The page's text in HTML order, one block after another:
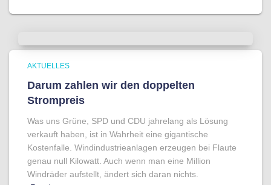
AKTUELLES
Darum zahlen wir den doppelten
Strompreis
Was uns Grüne, SPD und CDU jahrelang als Lösung
verkauft haben, ist in Wahrheit eine gigantische
Kostenfalle. Windindustrieanlagen erzeugen bei Flaute
genau null Kilowatt. Auch wenn man eine Million
Windräder aufstellt, ändert sich daran nichts.